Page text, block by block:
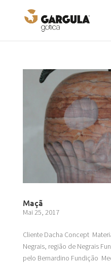
Maçã
Mai 25, 2017
Cliente Dacha Concept
Negrais, região de Negrais
pelo Bernardino Fundição